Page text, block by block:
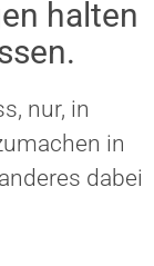
halten
nur, in
in
dabei